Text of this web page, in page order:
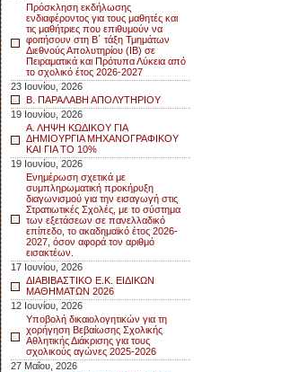
Πρόσκληση εκδήλωσης
ενδιαφέροντος για τους μαθητές και
τις μαθήτριες που επιθυμούν να
φοιτήσουν στη Β΄ τάξη Τμημάτων
Διεθνούς Απολυτηρίου (IB) σε
Πειραματικά και Πρότυπα Λύκεια από
το σχολικό έτος 2026-2027
23 Ιουνίου, 2026
Β. ΠΑΡΑΛΑΒΗ ΑΠΟΛΥΤΗΡΙΟΥ
19 Ιουνίου, 2026
Α. ΛΗΨΗ ΚΩΔΙΚΟΥ ΓΙΑ
ΔΗΜΙΟΥΡΓΙΑ ΜΗΧΑΝΟΓΡΑΦΙΚΟΥ
ΚΑΙ ΓΙΑ ΤΟ 10%
19 Ιουνίου, 2026
Ενημέρωση σχετικά με
συμπληρωματική προκήρυξη
διαγωνισμού για την εισαγωγή στις
Στρατιωτικές Σχολές, με το σύστημα
των εξετάσεων σε πανελλαδικό
επίπεδο, το ακαδημαϊκό έτος 2026-
2027, όσον αφορά τον αριθμό
εισακτέων.
17 Ιουνίου, 2026
ΔΙΑΒΙΒΑΣΤΙΚΟ Ε.Κ. ΕΙΔΙΚΩΝ
ΜΑΘΗΜΑΤΩΝ 2026
12 Ιουνίου, 2026
Υποβολή δικαιολογητικών για τη
χορήγηση Βεβαίωσης Σχολικής
Αθλητικής Διάκρισης για τους
σχολικούς αγώνες 2025-2026
27 Μαΐου, 2026